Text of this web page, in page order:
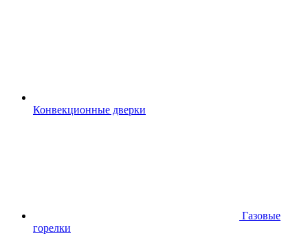
Конвекционные дверки
Газовые
горелки